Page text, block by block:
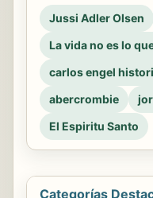
Jussi Adler Olsen
La vida no es lo
carlos engel
abercrombie
El Espiritu Santo
Categorías